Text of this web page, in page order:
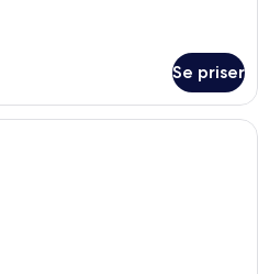
Se priser
Ett hotellrum med två sängar, ett